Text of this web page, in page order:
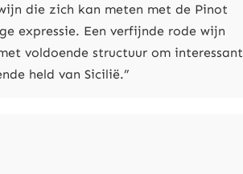
die zich kan meten met de Pinot
expressie. Een verfijnde rode wijn
voldoende structuur om interessant
held van Sicilië.”